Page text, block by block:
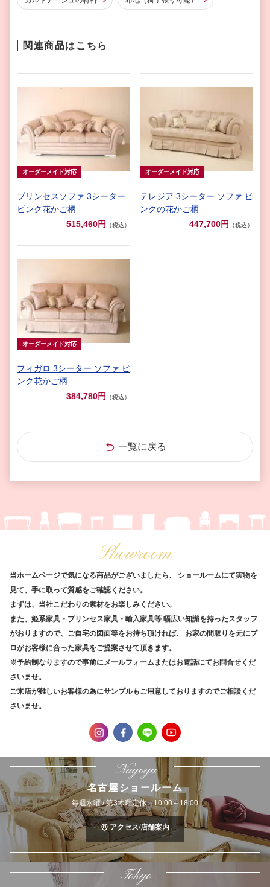
関連商品はこちら
オーダーメイド対応
プリンセスソファ 3シーター
ピンク花かご柄
515,460円
（税込）
オーダーメイド対応
テレジア 3シーター ソファ ピ
ンクの花かご柄
447,700円
（税込）
オーダーメイド対応
フィガロ 3シーター ソファ ピ
ンク花かご柄
384,780円
（税込）
一覧に戻る
Showroom
当ホームページで気になる商品がございましたら、
ショールームにて実物を
見て、手に取って質感をご確認ください。
まずは、当社こだわりの素材をお楽しみください。
また、姫系家具・プリンセス家具・輸入家具等 幅広い知識を持ったスタッフ
がおりますので、ご自宅の図面等をお持ち頂ければ、
お家の間取りを元にプ
ロがお客様に合った家具をご提案させて頂きます。
※予約制なりますので事前にメールフォームまたはお電話にてお問合せくだ
さいませ。
ご来店が難しいお客様の為にサンプルもご用意しておりますのでご相談くだ
さいませ。
Nagoya
名古屋ショールーム
毎週水曜 / 第3木曜定休 10:00～18:00
アクセス/店舗案内
Tokyo